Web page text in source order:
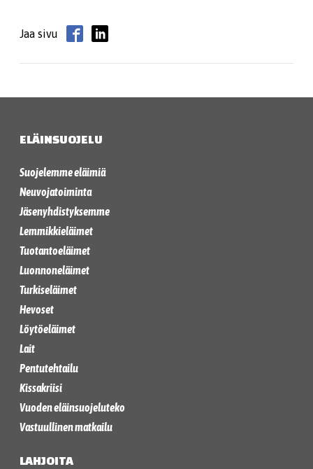
Jaa sivu
ELÄINSUOJELU
Suojelemme eläimiä
Neuvojatoiminta
Jäsenyhdistyksemme
Lemmikkieläimet
Tuotantoeläimet
Luonnoneläimet
Turkiseläimet
Hevoset
Löytöeläimet
Lait
Pentutehtailu
Kissakriisi
Vuoden eläinsuojeluteko
Vastuullinen matkailu
LAHJOITA